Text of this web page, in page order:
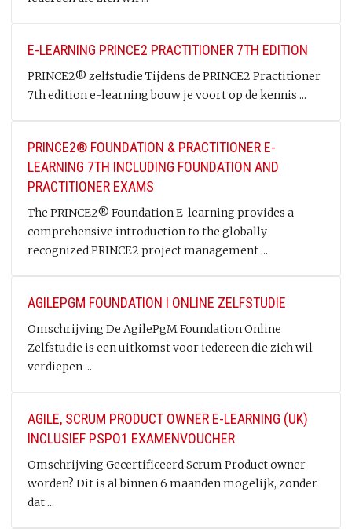
E-LEARNING PRINCE2 PRACTITIONER 7TH EDITION
PRINCE2® zelfstudie Tijdens de PRINCE2 Practitioner
7th edition e-learning bouw je voort op de kennis ...
PRINCE2® FOUNDATION & PRACTITIONER E-
LEARNING 7TH INCLUDING FOUNDATION AND
PRACTITIONER EXAMS
The PRINCE2® Foundation E-learning provides a
comprehensive introduction to the globally
recognized PRINCE2 project management ...
AGILEPGM FOUNDATION I ONLINE ZELFSTUDIE
Omschrijving De AgilePgM Foundation Online
Zelfstudie is een uitkomst voor iedereen die zich wil
verdiepen ...
AGILE, SCRUM PRODUCT OWNER E-LEARNING (UK)
INCLUSIEF PSPO1 EXAMENVOUCHER
Omschrijving Gecertificeerd Scrum Product owner
worden? Dit is al binnen 6 maanden mogelijk, zonder
dat ...